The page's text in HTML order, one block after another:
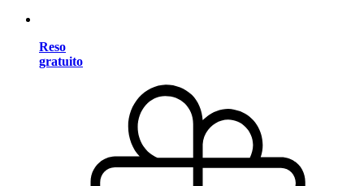
Reso
gratuito